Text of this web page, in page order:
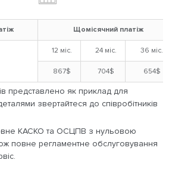
Щомісячний платіж
12 міс. 24 міс. 36 міс.
867$ 704$ 654$
представлено як приклад для
звертайтеся до співробітників
КАСКО та ОСЦПВ з нульовою
повне регламентне обслуговування